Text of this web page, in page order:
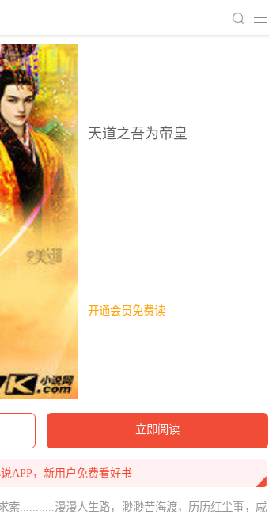
天道之吾为帝皇
开通会员免费读
立即阅读
APP，新用户免费看好书
索...........漫漫人生路，渺渺苦海渡，历历红尘事，戚